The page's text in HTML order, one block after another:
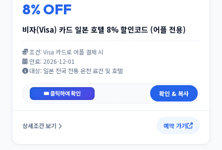
8% OFF
비자(Visa) 카드 일본 호텔 8% 할인코드 (어플 전용)
조건: Visa 카드로 어플 결제 시
만료: 2026-12-01
대상: 일본 전국 전통 온천 료칸 및 호텔
VISAGLOBAL8 확인 & 복사
상세조건 보기 예약 가기